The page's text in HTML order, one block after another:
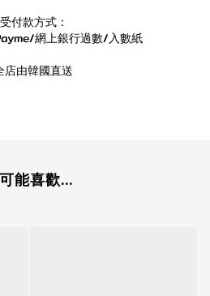
付款方式：
網上銀行過數/入數紙
由韓國直送
能喜歡...